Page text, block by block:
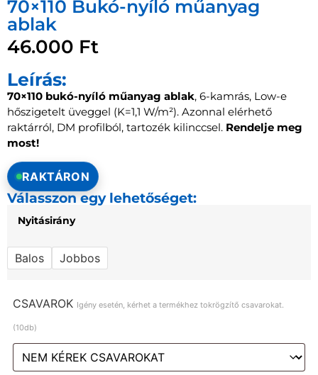
70×110 Bukó-nyíló műanyag
ablak
46.000 Ft
Leírás:
70×110 bukó-nyíló műanyag ablak, 6-kamrás, Low-e
hőszigetelt üveggel (K=1,1 W/m²). Azonnal elérhető
raktárról, DM profilból, tartozék kilinccsel. Rendelje meg
most!
RAKTÁRON
Válasszon egy lehetőséget:
Nyitásirány
Balos Jobbos
CSAVAROK Igény esetén, kérhet a termékhez tokrögzítő csavarokat.
(10db)